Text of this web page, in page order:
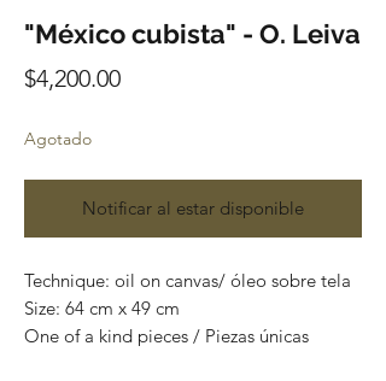
"México cubista" - O. Leiva
$4,200.00Precio
Agotado
Notificar al estar disponible
Technique: oil on canvas/ óleo sobre tela
Size: 64 cm x 49 cm
One of a kind pieces / Piezas únicas